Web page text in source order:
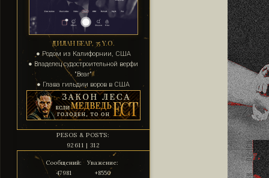
ДИЛАН БЕАР, 35 Y.O.
● Родом из Калифорнии, США
● Владелец судостроительной верфи
"Bear"
● Глава гильдии воров в США
PESOS & POSTS:
92611 | 312
Сообщений:
47981
Уважение:
+8550